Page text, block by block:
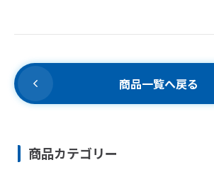
商品一覧へ戻る
商品カテゴリー